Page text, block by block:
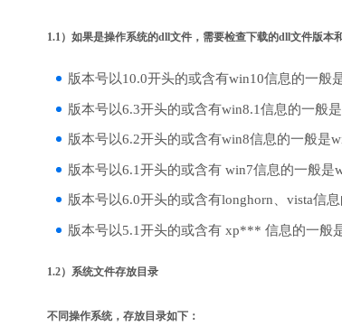
1.1）如果是操作系统的dll文件，需要检查下载的dll文件版本
版本号以10.0开头的或含有win10信息的一般
版本号以6.3开头的或含有win8.1信息的一般
版本号以6.2开头的或含有win8信息的一般是
版本号以6.1开头的或含有 win7信息的一般是
版本号以6.0开头的或含有longhorn、vista信
版本号以5.1开头的或含有 xp*** 信息的一般
1.2）系统文件存放目录
不同操作系统，存放目录如下：